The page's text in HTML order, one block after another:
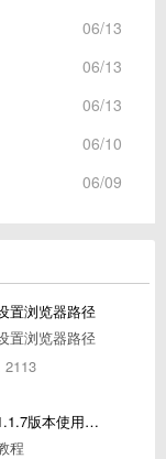
06/13
06/13
06/13
06/10
06/09
置浏览器路径
置浏览器路径
2113
小红书笔记下载助手新版1.1.7版本使用教程
程